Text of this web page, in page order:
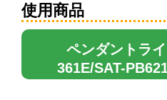
使用商品
ペンダントライ
361E/SAT-